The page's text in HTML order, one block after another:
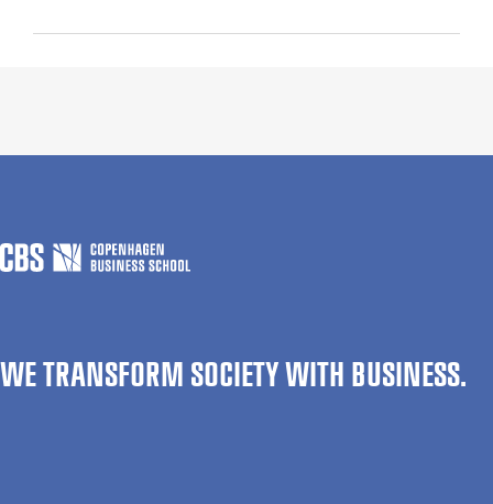
WE TRANSFORM SOCIETY WITH BUSINESS.